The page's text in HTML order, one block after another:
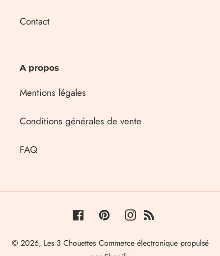
Contact
A propos
Mentions légales
Conditions générales de vente
FAQ
FacebookPinterestInstagram
© 2026, Les 3 Chouettes Commerce électronique propulsé